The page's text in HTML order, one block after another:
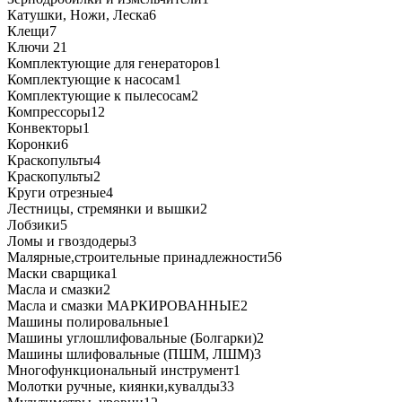
Катушки, Ножи, Леска6
Клещи7
Ключи 21
Комплектующие для генераторов1
Комплектующие к насосам1
Комплектующие к пылесосам2
Компрессоры12
Конвекторы1
Коронки6
Краскопульты4
Краскопульты2
Круги отрезные4
Лестницы, стремянки и вышки2
Лобзики5
Ломы и гвоздодеры3
Малярные,строительные принадлежности56
Маски сварщика1
Масла и смазки2
Масла и смазки МАРКИРОВАННЫЕ2
Машины полировальные1
Машины углошлифовальные (Болгарки)2
Машины шлифовальные (ПШМ, ЛШМ)3
Многофункциональный инструмент1
Молотки ручные, киянки,кувалды33